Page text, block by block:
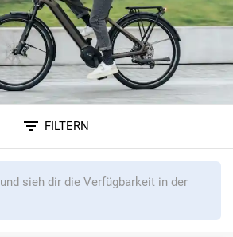
FILTERN
BESTSELLER ERSPARNIS IN %
und sieh dir die Verfügbarkeit in der